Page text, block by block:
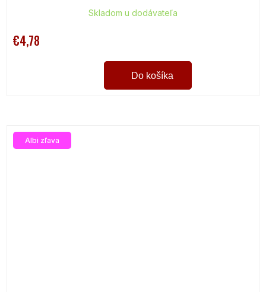
Skladom u dodávateľa
€4,78
Do košíka
Albi zľava